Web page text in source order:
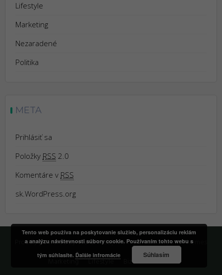
Lifestyle
Marketing
Nezaradené
Politika
META
Prihlásiť sa
Položky RSS 2.0
Komentáre v RSS
sk.WordPress.org
Proudly powered by WordPress|Theme:Trustedby uXL Themes
Marketing
Lifestyle Biznis Kontakt
Tento web používa na poskytovanie služieb, personalizáciu reklám
a analýzu návštevnosti súbory cookie. Používaním tohto webu s
tým súhlasíte. Ďalšie infromácie Súhlasím